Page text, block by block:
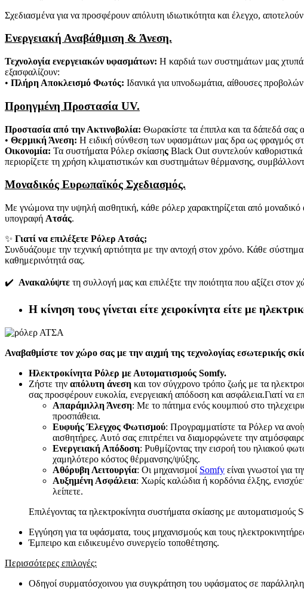
Σχεδιασμένα για να προσφέρουν απόλυτη ιδιωτικότητα και έλεγχο,
Ενεργειακή Αναβάθμιση & Άνεση.
Τεχνολογία ενεργειακών υφασμάτων: Η καρδιά των συστημάτων μας
εξασφαλίζουν:
• Πλήρη Αποκλεισμό Φωτός: Ιδανικά για υπνοδωμάτια, αίθουσες
Προηγμένη Προστασία UV.
Προστασία από την Ακτινοβολία: Θωρακίστε τα έπιπλα και τα δάπεδά σας
• Θερμική Άνεση: Η ειδική σύνθεση των υφασμάτων μας δρα ως φραγμός
Οικονομία: Τα συστήματα Ρόλερ σκίασης Black Out συντελούν
περιορίζετε τη χρήση κλιματιστικών και συστημάτων θέρμανσης,
Μοναδικός Ευρωπαϊκός Σχεδιασμός.
Με γνώμονα την υψηλή αισθητική, κάθε ρόλερ χαρακτηρίζεται από
υπογραφή Ατσάς.
✨ Γιατί να επιλέξετε Ρόλερ Ατσάς;
Συνδυάζουμε την τεχνική αρτιότητα με την αντοχή στον χρόνο. Κάθε
καθημερινότητά σας.
✔️ Ανακαλύψτε τη συλλογή μας και επιλέξτε την ποιότητα που αξίζει στον
Η κίνηση τους γίνεται είτε χειροκίνητα είτε με
Αναβαθμίστε τον χώρο σας με την αιχμή της τεχνολογίας εσωτερικής
Ηλεκτροκίνητα Ρόλερ με Αυτοματισμούς Somfy.
Ζήστε την απόλυτη άνεση και τον σύγχρονο τρόπο ζωής με τα
σας προσφέρουν ευκολία, ενεργειακή απόδοση και ασφάλεια.Γιατί να
Απαράμιλλη Άνεση: Με το πάτημα ενός κουμπιού στο
προσπάθεια.
Ευφυής Έλεγχος Φωτισμού: Προγραμματίστε τα Ρόλερ να
αισθητήρες. Αυτό σας επιτρέπει να διαμορφώνετε την
Ενεργειακή Απόδοση: Ρυθμίζοντας την εισροή του ηλιακού
χαμηλότερο κόστος θέρμανσης/ψύξης.
Αθόρυβη Λειτουργία: Οι μηχανισμοί Somfy είναι γνωστοί για
Αυξημένη Ασφάλεια: Χωρίς καλώδια ή κορδόνια έλξης,
λείπετε.
Επιλέγοντας τα ηλεκτροκίνητα συστήματα σκίασης με αυτοματισμούς
Εγγύηση για τα υφάσματα, τους μηχανισμούς και τους
Έμπειρο και ειδικευμένο συνεργείο τοποθέτησης.
Περισσότερες επιλογές:
Οδηγοί συρματόσχοινου για συγκράτηση του υφάσματος σε